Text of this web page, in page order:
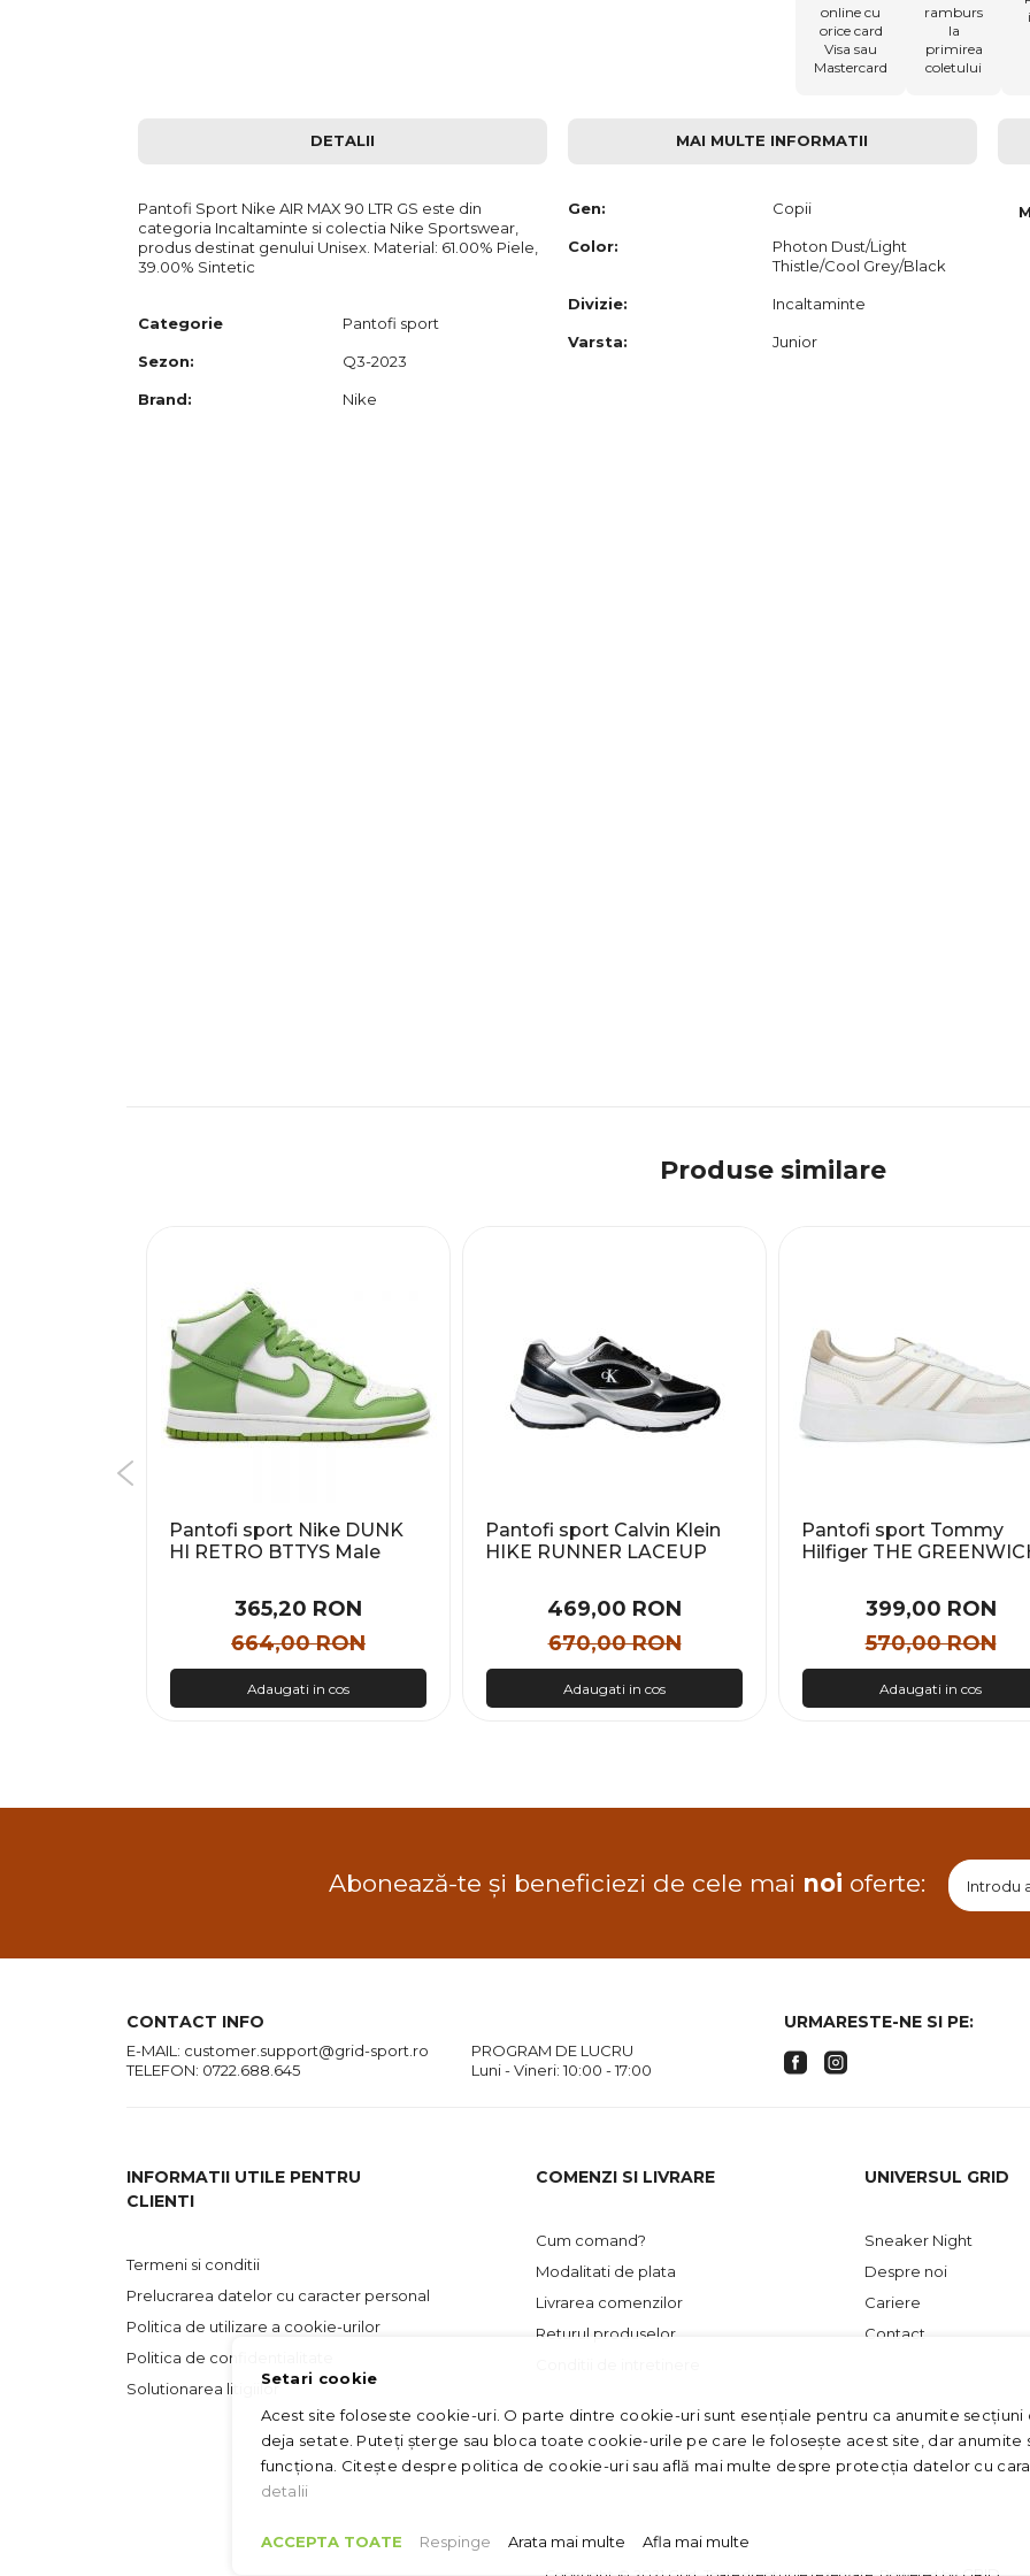
online cu
orice card
Visa sau
Mastercard
ramburs
la
primirea
coletului
DETALII
Pantofi Sport Nike AIR MAX 90 LTR GS este din
categoria Incaltaminte si colectia Nike Sportswear,
produs destinat genului Unisex. Material: 61.00% Piele,
39.00% Sintetic
Categorie Pantofi sport
Sezon: Q3-2023
Brand: Nike
MAI MULTE INFORMATII
Gen: Copii
Color:
Photon Dust/Light
Thistle/Cool Grey/Black
Divizie: Incaltaminte
Varsta: Junior
Produse similare
Pantofi sport Nike DUNK
HI RETRO BTTYS Male
365,20 RON
664,00 RON
Adaugati in cos
Pantofi sport Calvin Klein
HIKE RUNNER LACEUP
469,00 RON
670,00 RON
Adaugati in cos
Pantofi sport Tommy
Hilfiger THE
399,00 RON
570,00 RON
Adaugati in cos
Abonează-te și beneficiezi de cele mai noi oferte:
CONTACT INFO
E-MAIL: customer.support@grid-sport.ro
TELEFON: 0722.688.645
PROGRAM DE LUCRU
Luni - Vineri: 10:00 - 17:00
URMARESTE-NE SI PE:
INFORMATII UTILE PENTRU
CLIENTI
Termeni si conditii
Prelucrarea datelor cu caracter personal
Politica de utilizare a cookie-urilor
Politica de confidentialitate
Solutionarea litigiilor
COMENZI SI LIVRARE
Cum comand?
Modalitati de plata
Livrarea comenzilor
Returul produselor
UNIVERSUL GRID
Sneaker Night
Despre noi
Cariere
Contact
Setari cookie
Acest site foloseste cookie-uri. O parte dintre cookie-uri sunt esențiale pentru ca anumite secțiuni
deja setate. Puteți șterge sau bloca toate cookie-urile pe care le folosește acest site, dar anumite
funcționa. Citește despre politica de cookie-uri sau află mai multe despre protecția datelor cu
detalii
ACCEPTA TOATE Respinge Arata mai multe Afla mai multe